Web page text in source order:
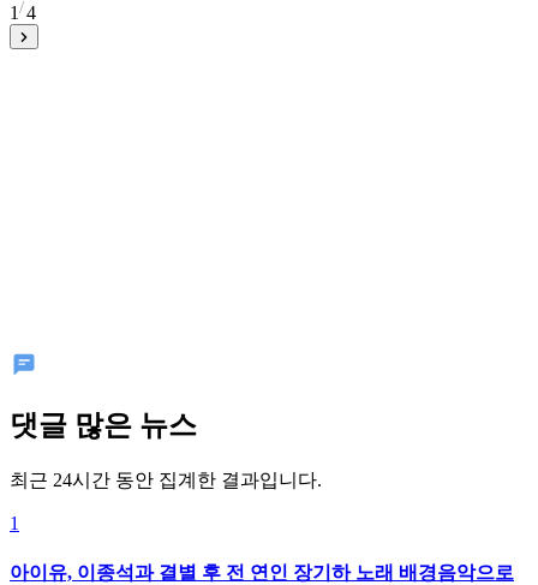
1 4
댓글 많은 뉴스
최근 24시간 동안 집계한 결과입니다.
1
아이유, 이종석과 결별 후 전 연인 장기하 노래 배경음악으로